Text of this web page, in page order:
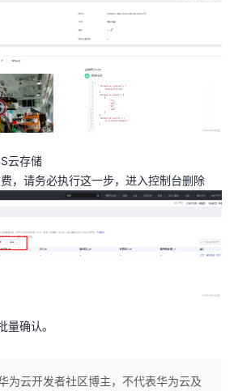
云存储
，请务必执行这一步，进入控制台删除
量确认。
为云开发者社区博主，不代表华为云及